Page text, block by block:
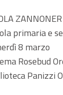
ZANNONER
primaria e
8 marzo
Rosebud
Panizzi